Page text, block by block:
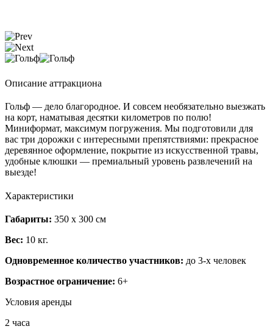
Описание аттракциона
Гольф — дело благородное. И совсем необязательно выезжать
на корт, наматывая десятки километров по полю!
Миниформат, максимум погружения. Мы подготовили для
вас три дорожки с интересными препятствиями: прекрасное
деревянное оформление, покрытие из искусственной травы,
удобные клюшки — премиальный уровень развлечений на
выезде!
Характеристики
Габариты: 350 х 300 см
Вес: 10 кг.
Одновременное количество участников: до 3-х человек
Возрастное ограничение: 6+
Условия аренды
2 часа